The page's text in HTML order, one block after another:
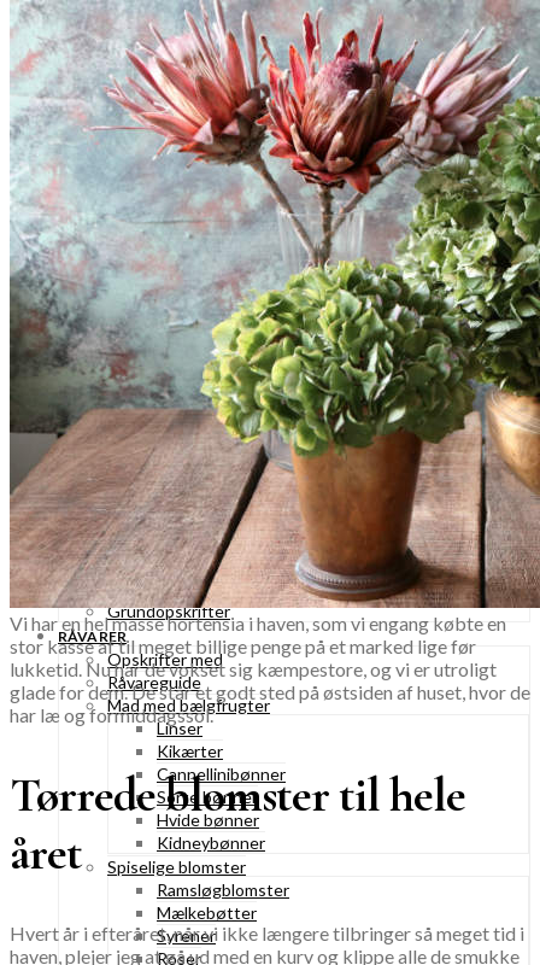
Syltning
Gelé
Marmelade & syltetøj
Kompot & chutney
Syltede bær & frugter
Syltede grøntsager
Kryddereddiker
Krydderolier
Hjemmelavet saft
Hjemmelavet sirup
Sødt
Sunde snacks
Kryddersukker, pynt & kandiseret
Frugt- & nøddesmør
Konfekt, chokolade & slik
Spiselige blomster
Desserter
Ost, snacks & kolde saucer
Hjemmerørt smør & ost
Snacks & nødder
Dressinger, pestoer & saucer
Fisk & skaldyr
Salater
Supper
Kryddersalt
Bålmad
Grundopskrifter
RÅVARER
Opskrifter med
Råvareguide
Mad med bælgfrugter
Linser
Kikærter
Cannellinibønner
Sorte bønner
Hvide bønner
Kidneybønner
Spiselige blomster
Ramsløgblomster
Mælkebøtter
Syrener
Roser
Vi har en hel masse hortensia i haven, som vi engang købte en
stor kasse af til meget billige penge på et marked lige før
lukketid. Nu har de vokset sig kæmpestore, og vi er utroligt
glade for dem. De står et godt sted på østsiden af huset, hvor de
har læ og formiddagssol.
Tørrede blomster til hele
året
Hvert år i efteråret, når vi ikke længere tilbringer så meget tid i
haven, plejer jeg at gå ud med en kurv og klippe alle de smukke